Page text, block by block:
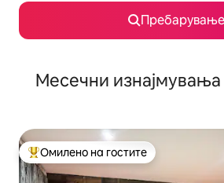
Пребарување
Месечни
Меѓу најуспешните „Омилени на
Омилено на гостите